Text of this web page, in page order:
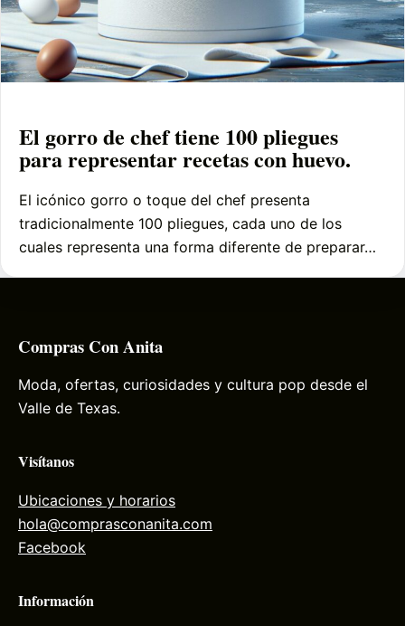
El gorro de chef tiene 100 pliegues
para representar recetas con huevo.
El icónico gorro o toque del chef presenta
tradicionalmente 100 pliegues, cada uno de los
cuales representa una forma diferente de preparar…
Compras Con Anita
Moda, ofertas, curiosidades y cultura pop desde el
Valle de Texas.
Visítanos
Ubicaciones y horarios
hola@comprasconanita.com
Facebook
Información